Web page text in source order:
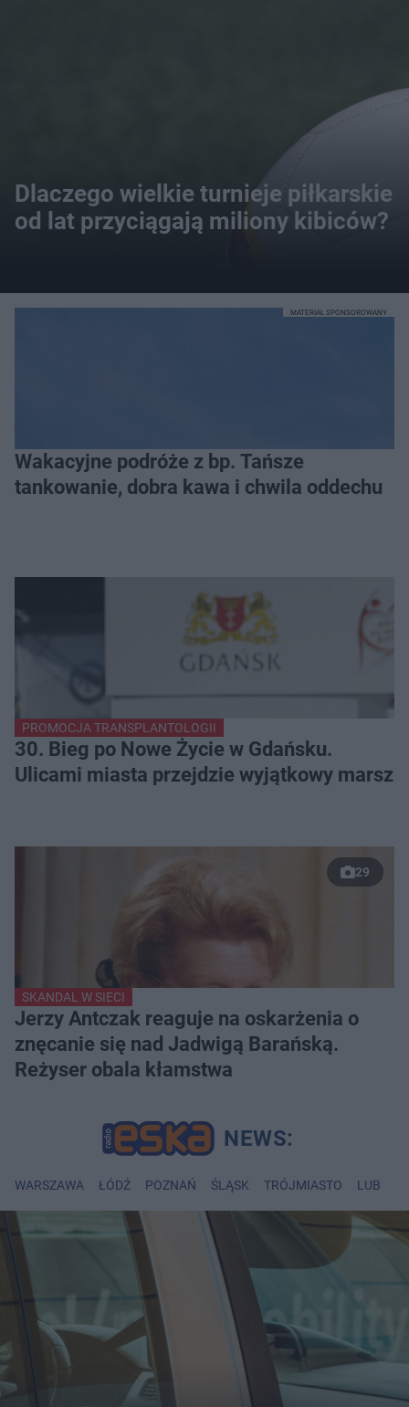
Dlaczego wielkie turnieje piłkarskie
od lat przyciągają miliony kibiców?
Wakacyjne podróże z bp. Tańsze
tankowanie, dobra kawa i chwila oddechu
MATERIAŁ SPONSOROWANY
PROMOCJA TRANSPLANTOLOGII
30. Bieg po Nowe Życie w Gdańsku.
Ulicami miasta przejdzie wyjątkowy marsz
29
SKANDAL W SIECI
Jerzy Antczak reaguje na oskarżenia o
znęcanie się nad Jadwigą Barańską.
Reżyser obala kłamstwa
WARSZAWA ŁÓDŹ POZNAŃ ŚLĄSK TRÓJMIASTO LUBLIN